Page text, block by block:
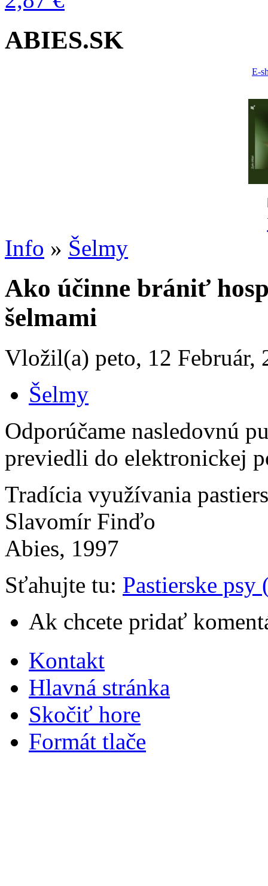
ABIES.SK
E-
Info » Šelmy
Ako účinne brániť
šelmami
Vložil(a) peto, 12 Február,
Šelmy
Odporúčame nasledovnú
previedli do elektronickej
Tradícia využívania
Slavomír Finďo
Abies, 1997
Sťahujte tu: Pastierske
Ak chcete pridať
Kontakt
Hlavná stránka
Skočiť hore
Formát tlače